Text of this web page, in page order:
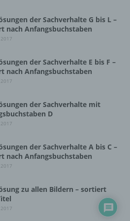
der Sachverhalte G bis L –
nach Anfangsbuchstaben
der Sachverhalte E bis F –
nach Anfangsbuchstaben
der Sachverhalte mit
D
der Sachverhalte A bis C –
nach Anfangsbuchstaben
zu allen Bildern – sortiert
der Verarbeitung ist die
Daten mit dem Ziel, ihre
einzuschränken.
Art der automatisierten
Daten, die
diese
Daten verwendet
persönliche Aspekte,
um Aspekte
wirtschaftlicher
persönlicher Vorlieben,
oder Ortswechsel dieser
zu analysieren oder